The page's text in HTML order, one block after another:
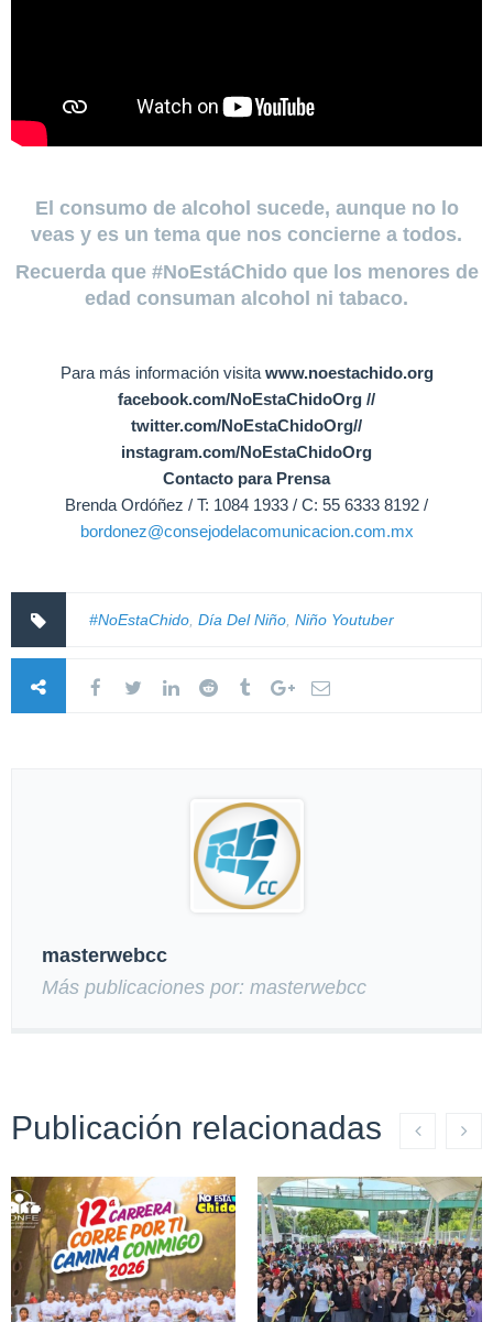
El consumo de alcohol sucede, aunque no lo
veas y es un tema que nos concierne a todos.
Recuerda que #NoEstáChido que los menores de
edad consuman alcohol ni tabaco.
Para más información visitawww.noestachido.org
facebook.com/NoEstaChidoOrg //
twitter.com/NoEstaChidoOrg//
instagram.com/NoEstaChidoOrg
Contacto para Prensa
Brenda Ordóñez / T: 1084 1933 / C: 55 6333 8192 /
bordonez@consejodelacomunicacion.com.mx
#NoEstaChido, Día Del Niño, Niño Youtuber
masterwebcc
Más publicaciones por: masterwebcc
Publicación relacionadas